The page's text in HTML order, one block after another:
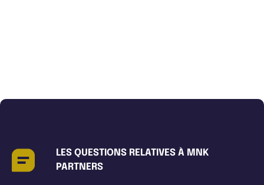
LES QUESTIONS RELATIVES À MNK
PARTNERS